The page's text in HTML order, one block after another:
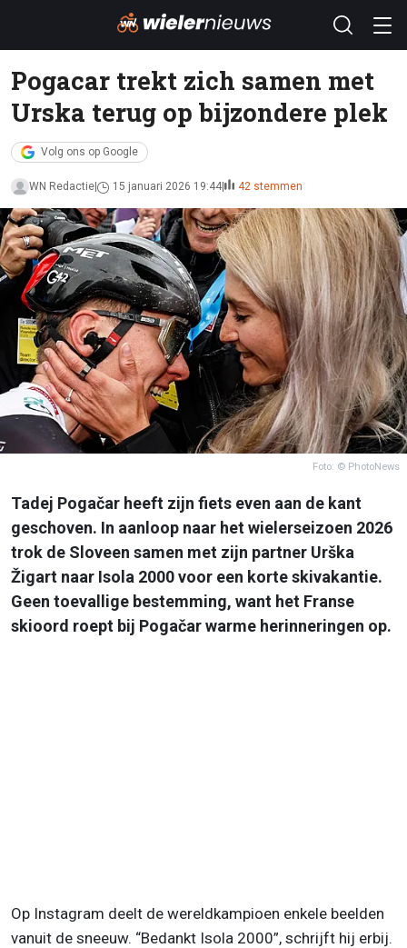
Pogacar trekt zich samen met
Urska terug op bijzondere plek
Volg ons op Google
WN Redactie 15 januari 2026 19:44 42 stemmen
Foto: © PhotoNews
Tadej Pogačar heeft zijn fiets even aan de kant
geschoven. In aanloop naar het wielerseizoen 2026
trok de Sloveen samen met zijn partner Urška
Žigart naar Isola 2000 voor een korte skivakantie.
Geen toevallige bestemming, want het Franse
skioord roept bij Pogačar warme herinneringen op.
Op Instagram deelt de wereldkampioen enkele beelden
vanuit de sneeuw. “Bedankt Isola 2000”, schrijft hij erbij.